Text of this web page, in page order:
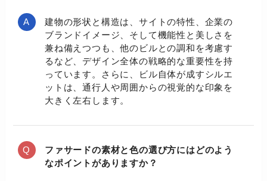
建物の形状と構造は、サイトの特性、企業の
ブランドイメージ、そして機能性と美しさを
兼ね備えつつも、他のビルとの調和を考慮す
るなど、デザイン全体の戦略的な重要性を持
っています。さらに、ビル自体が成すシルエ
ットは、通行人や周囲からの視覚的な印象を
大きく左右します。
ファサードの素材と色の選び方にはどのよう
なポイントがありますか？